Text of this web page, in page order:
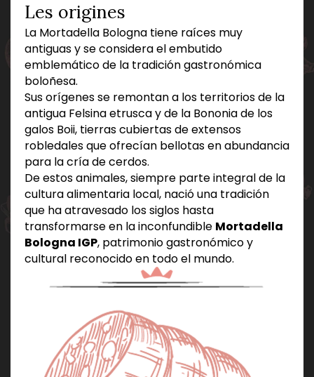
Les origines
La Mortadella Bologna tiene raíces muy
antiguas y se considera el embutido
emblemático de la tradición gastronómica
boloñesa.
Sus orígenes se remontan a los territorios de la
antigua Felsina etrusca y de la Bononia de los
galos Boii, tierras cubiertas de extensos
robledales que ofrecían bellotas en abundancia
para la cría de cerdos.
De estos animales, siempre parte integral de la
cultura alimentaria local, nació una tradición
que ha atravesado los siglos hasta
transformarse en la inconfundible Mortadella
Bologna IGP, patrimonio gastronómico y
cultural reconocido en todo el mundo.